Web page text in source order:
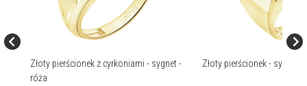
Złoty pierścionek z cyrkoniami - sygnet -
róża
Złoty pierścionek - sygnet